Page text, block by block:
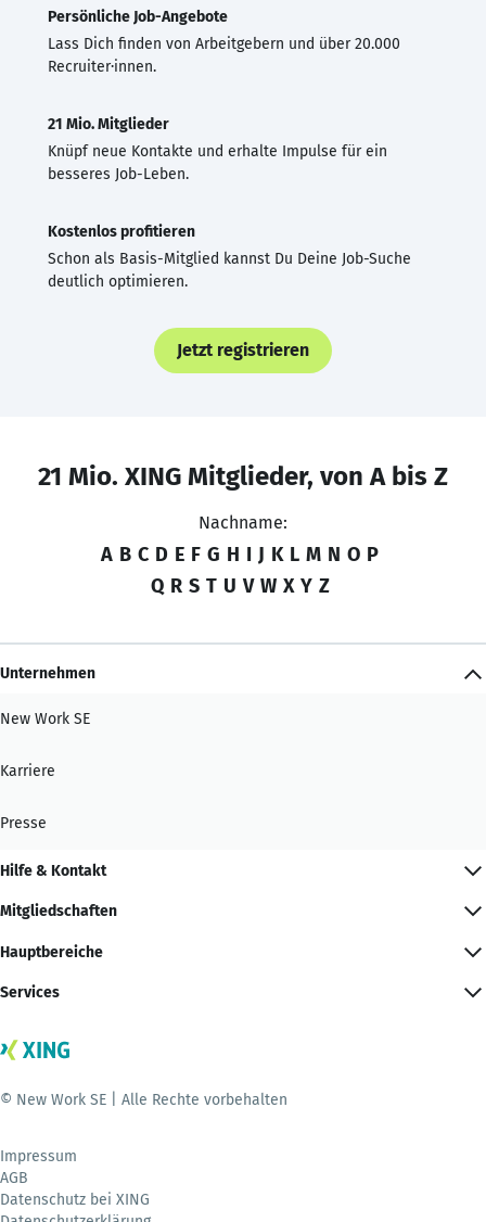
Persönliche Job-Angebote
Lass Dich finden von Arbeitgebern und über 20.000
Recruiter·innen.
21 Mio. Mitglieder
Knüpf neue Kontakte und erhalte Impulse für ein
besseres Job-Leben.
Kostenlos profitieren
Schon als Basis-Mitglied kannst Du Deine Job-Suche
deutlich optimieren.
Jetzt registrieren
21 Mio. XING Mitglieder, von A bis Z
Nachname:
A B C D E F G H I J K L M N O P
Q R S T U V W X Y Z
Unternehmen
New Work SE
Karriere
Presse
Hilfe & Kontakt
Mitgliedschaften
Hauptbereiche
Services
© New Work SE | Alle Rechte vorbehalten
Impressum
AGB
Datenschutz bei XING